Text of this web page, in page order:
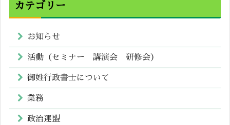
カテゴリー
お知らせ
活動（セミナー 講演会 研修会）
御姓行政書士について
業務
政治連盟